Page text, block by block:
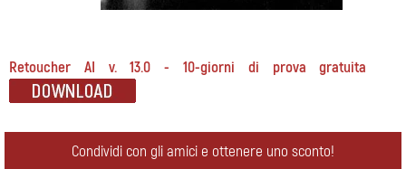
Retoucher AI v. 13.0 - 10-giorni di prova gratuita
Condividi con gli amici e ottenere uno sconto!